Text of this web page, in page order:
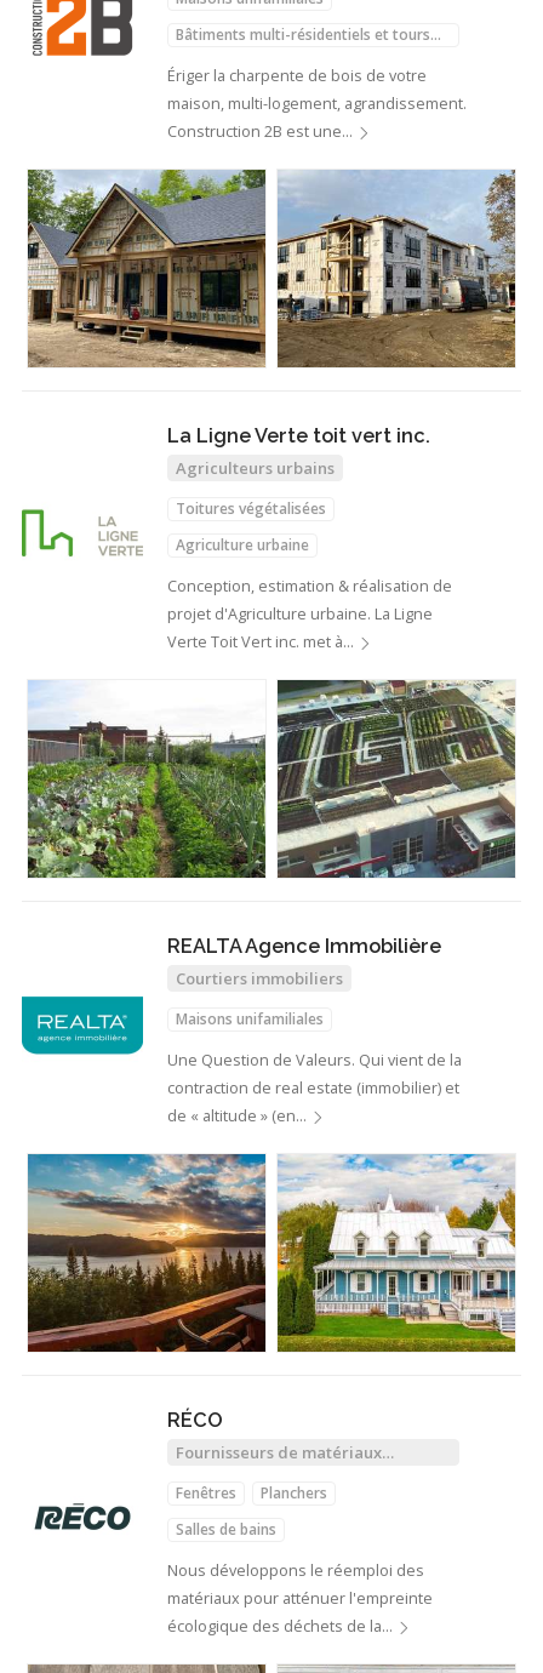
Bâtiments multi-résidentiels et tours
Structure du batîment
Ériger la charpente de bois de votre
maison, multi-logement, agrandissement.
Construction 2B est une…
La Ligne Verte toit vert inc.
Agriculteurs urbains
Toitures végétalisées
Agriculture urbaine
Conception, estimation & réalisation de
projet d'Agriculture urbaine. La Ligne
Verte Toit Vert inc. met à…
REALTA Agence Immobilière
Courtiers immobiliers
Maisons unifamiliales
Une Question de Valeurs. Qui vient de la
contraction de real estate (immobilier) et
de « altitude » (en…
RÉCO
Fournisseurs de matériaux
Fenêtres
Planchers
Salles de bains
Nous développons le réemploi des
matériaux pour atténuer l'empreinte
écologique des déchets de la…